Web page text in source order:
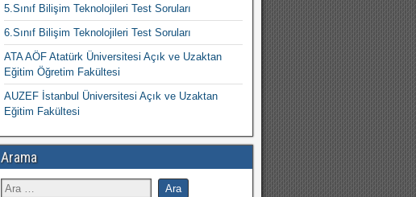
5.Sınıf Bilişim Teknolojileri Test Soruları
6.Sınıf Bilişim Teknolojileri Test Soruları
ATA AÖF Atatürk Üniversitesi Açık ve Uzaktan
Eğitim Öğretim Fakültesi
AUZEF İstanbul Üniversitesi Açık ve Uzaktan
Eğitim Fakültesi
Arama